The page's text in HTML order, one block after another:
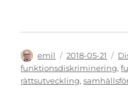
Författare
emil
Publicerat
den
2018-05-21
funktionsdiskriminering,
rättsutveckling,